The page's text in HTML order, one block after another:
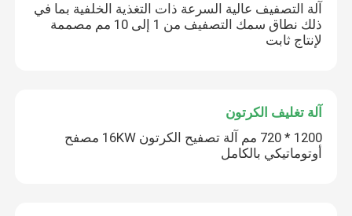
آلة التصفيف عالية السرعة ذات التغذية الخلفية بما في
ذلك نطاق سمك التصفيف من 1 إلى 10 مم مصممة
لإنتاج ثابت
آلة تغليف الكرتون
1200 * 720 مم آلة تصفيح الكرتون 16KW مصفح
أوتوماتيكي بالكامل